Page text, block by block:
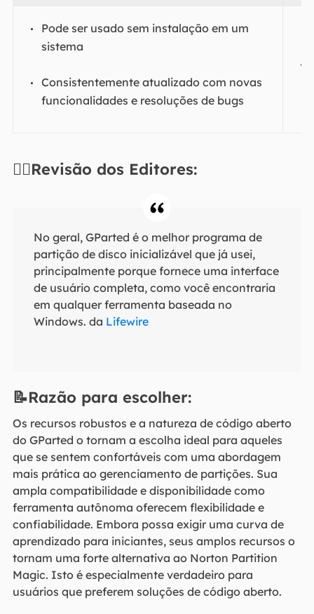
Pode ser usado sem instalação em um
sistema
Consistentemente atualizado com novas
funcionalidades e resoluções de bugs
✍🏻Revisão dos Editores:
No geral, GParted é o melhor programa de
partição de disco inicializável que já usei,
principalmente porque fornece uma interface
de usuário completa, como você encontraria
em qualquer ferramenta baseada no
Windows. da Lifewire
📝Razão para escolher:
Os recursos robustos e a natureza de código aberto
do GParted o tornam a escolha ideal para aqueles
que se sentem confortáveis com uma abordagem
mais prática ao gerenciamento de partições. Sua
ampla compatibilidade e disponibilidade como
ferramenta autônoma oferecem flexibilidade e
confiabilidade. Embora possa exigir uma curva de
aprendizado para iniciantes, seus amplos recursos o
tornam uma forte alternativa ao Norton Partition
Magic. Isto é especialmente verdadeiro para
usuários que preferem soluções de código aberto.